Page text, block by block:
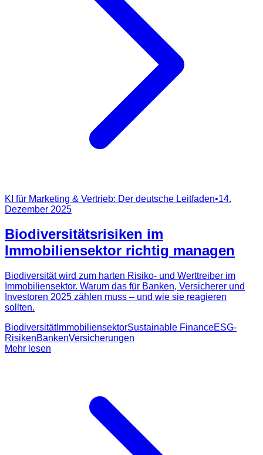
KI für Marketing & Vertrieb: Der deutsche Leitfaden•14.
Dezember 2025
Biodiversitätsrisiken im
Immobiliensektor richtig managen
Biodiversität wird zum harten Risiko- und Werttreiber im
Immobiliensektor. Warum das für Banken, Versicherer und
Investoren 2025 zählen muss – und wie sie reagieren
sollten.
BiodiversitätImmobiliensektorSustainable FinanceESG-
RisikenBankenVersicherungen
Mehr lesen